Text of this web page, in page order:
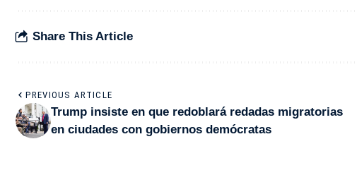
Share This Article
PREVIOUS ARTICLE
Trump insiste en que redoblará redadas migratorias
en ciudades con gobiernos demócratas